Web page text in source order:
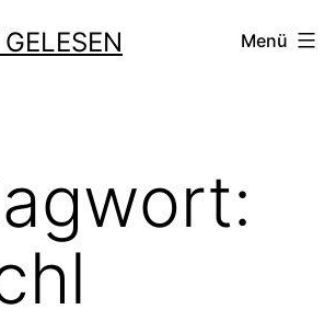
Menü